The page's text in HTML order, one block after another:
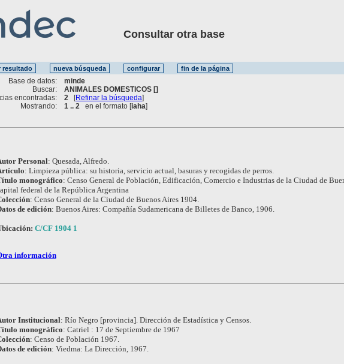
Consultar otra base
Base de datos:
minde
Buscar:
ANIMALES DOMESTICOS []
encontradas:
2 [Refinar la búsqueda]
Mostrando:
1 .. 2 en el formato [iaha]
Personal: Quesada, Alfredo.
: Limpieza pública: su historia, servicio actual, basuras y recogidas de perros.
monográfico: Censo General de Población, Edificación, Comercio e Industrias de la Ciudad de
federal de la República Argentina
: Censo General de la Ciudad de Buenos Aires 1904.
de edición: Buenos Aires: Compañía Sudamericana de Billetes de Banco, 1906.
C/CF 1904 1
información
Institucional: Río Negro [provincia]. Dirección de Estadística y Censos.
monográfico: Catriel : 17 de Septiembre de 1967
: Censo de Población 1967.
de edición: Viedma: La Dirección, 1967.